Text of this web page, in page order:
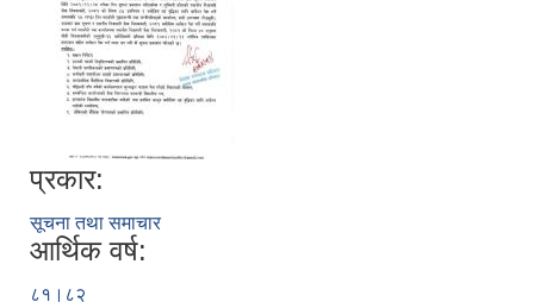
प्रकार:
सूचना तथा समाचार
आर्थिक वर्ष:
८१।८२